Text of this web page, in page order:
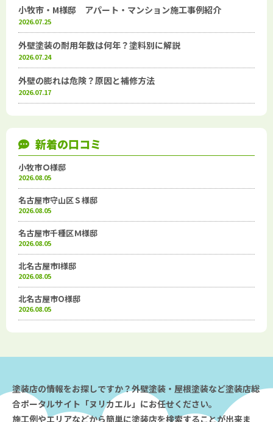
小牧市・M様邸 アパート・マンション施工事例紹介
2026.07.25
外壁塗装の耐用年数は何年？塗料別に解説
2026.07.24
外壁の膨れは危険？原因と補修方法
2026.07.17
新着の口コミ
小牧市Ｏ様邸
2026.08.05
名古屋市守山区Ｓ様邸
2026.08.05
名古屋市千種区Ｍ様邸
2026.08.05
北名古屋市I様邸
2026.08.05
北名古屋市O様邸
2026.08.05
塗装店の情報をお探しですか？外壁塗装・屋根塗装など塗装店総
合ポータルサイト「ヌリカエル」にお任せください。
施工例やエリアなどから簡単に塗装店を検索することが出来ま